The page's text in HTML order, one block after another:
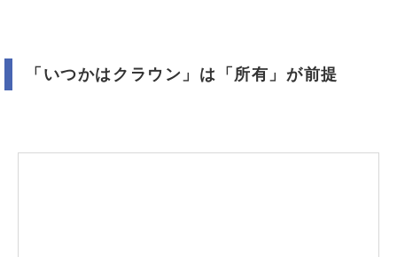
「いつかはクラウン」は「所有」が前提